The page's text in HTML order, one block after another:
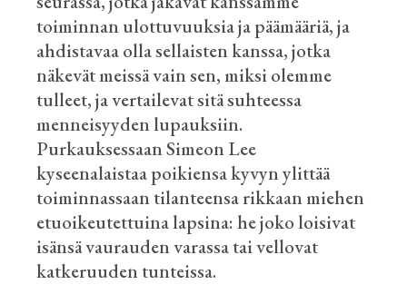
toiminnan ulottuvuuksia ja päämääriä, ja
ahdistavaa olla sellaisten kanssa, jotka
näkevät meissä vain sen, miksi olemme
tulleet, ja vertailevat sitä suhteessa
menneisyyden lupauksiin.
Purkauksessaan Simeon Lee
kyseenalaistaa poikiensa kyvyn ylittää
toiminnassaan tilanteensa rikkaan miehen
etuoikeutettuina lapsina: he joko loisivat
isänsä vaurauden varassa tai vellovat
katkeruuden tunteissa.